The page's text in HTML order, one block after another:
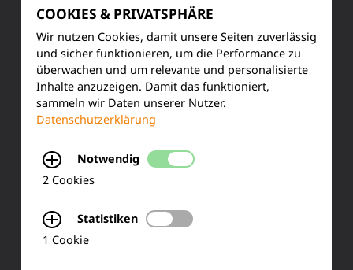
Kundenservice
Produktinformationen
Training & Schulung
Ihre Meinung
FAQ
KONTAKT
COOKIES & PRIVATSPHÄRE
Wir nutzen Cookies, damit unsere Seiten zuverlässig
und sicher funktionieren, um die Performance zu
überwachen und um relevante und personalisierte
Inhalte anzuzeigen. Damit das funktioniert,
sammeln wir Daten unserer Nutzer.
Datenschutzerklärung
Notwendig
2 Cookies
Statistiken
1 Cookie